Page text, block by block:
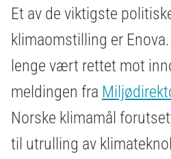
Et av de viktigste
klimaomstilling er
lenge vært rettet mot
meldingen fra
Norske klimamål
til utrulling av